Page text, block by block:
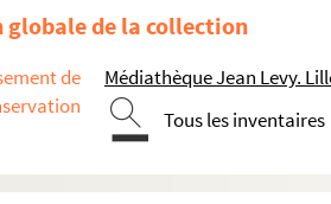
de la collection
de
Médiathèque Jean Levy.
Tous les inventaires
70 : Plans de la ville de Lille (vers 1895) et
80 : Réclames commerciales + Une
81 : Affiches, imprimés et placards de
82 : ohotographies et réclames électorales